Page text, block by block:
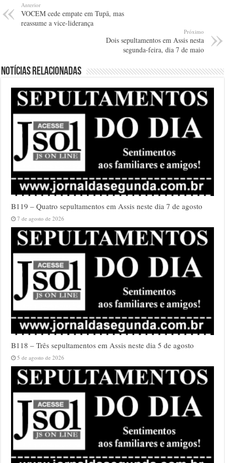
Anterior
VOCEM cede empate em Tupã, mas
reassume a vice-liderança
Próximo
Dois sepultamentos em Assis nesta
segunda-feira, dia 7 de maio
Notícias relacionadas
B119 – Quatro sepultamentos em Assis neste dia 7 de agosto
7 de agosto de 2026
B118 – Três sepultamentos em Assis neste dia 5 de agosto
5 de agosto de 2026